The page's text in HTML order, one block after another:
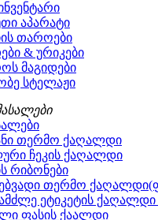
აპარატი
თაროები
& ურიკები
მაგიდები
სტელაჟი
თერმო ქაღალდი
ჩეკის ქაღალდი
რიბონები
თერმო
ეტიკეტის ქაღალდი
ფასის ქაალდი